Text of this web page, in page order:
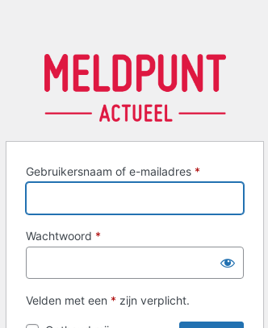
Gebruikersnaam of e-mailadres *
Wachtwoord *
Velden met een * zijn verplicht.